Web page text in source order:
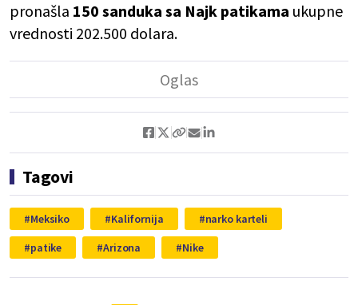
pronašla 150 sanduka sa Najk patikama ukupne
vrednosti 202.500 dolara.
Tagovi
Meksiko Kalifornija
narko karteli
patike
Arizona Nike